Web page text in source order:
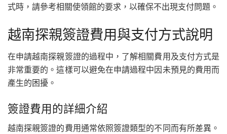
式時，請參考相關使領館的要求，以確保不出現支付問題。
越南探親簽證費用與支付方式說明
在申請越南探親簽證的過程中，了解相關費用及支付方式是
非常重要的。這樣可以避免在申請過程中因未預見的費用而
產生的困擾。
簽證費用的詳細介紹
越南探親簽證的費用通常依照簽證類型的不同而有所差異。